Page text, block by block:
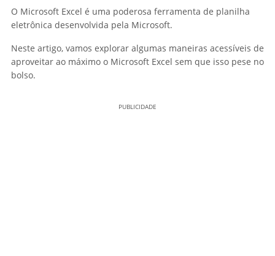
O Microsoft Excel é uma poderosa ferramenta de planilha
eletrônica desenvolvida pela Microsoft.
Neste artigo, vamos explorar algumas maneiras acessíveis de
aproveitar ao máximo o Microsoft Excel sem que isso pese no
bolso.
PUBLICIDADE